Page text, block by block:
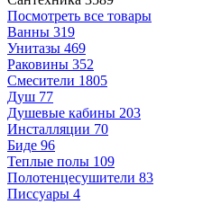
Посмотреть все товары
Ванны 319
Унитазы 469
Раковины 352
Смесители 1805
Душ 77
Душевые кабины 203
Инсталляции 70
Биде 96
Теплые полы 109
Полотенцесушители 83
Писсуары 4